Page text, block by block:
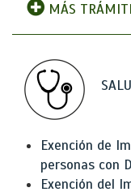
MÁS
Exención de
personas con
Exención del